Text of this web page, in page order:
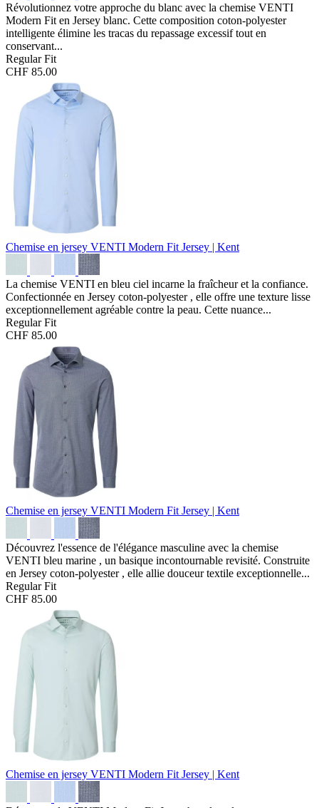
Révolutionnez votre approche du blanc avec la chemise VENTI
Modern Fit en Jersey blanc. Cette composition coton-polyester
intelligente élimine les tracas du repassage excessif tout en
conservant...
Regular Fit
CHF 85.00
Chemise en jersey VENTI Modern Fit Jersey | Kent
La chemise VENTI en bleu ciel incarne la fraîcheur et la confiance.
Confectionnée en Jersey coton-polyester , elle offre une texture lisse
exceptionnellement agréable contre la peau. Cette nuance...
Regular Fit
CHF 85.00
Chemise en jersey VENTI Modern Fit Jersey | Kent
Découvrez l'essence de l'élégance masculine avec la chemise
VENTI bleu marine , un basique incontournable revisité. Construite
en Jersey coton-polyester , elle allie douceur textile exceptionnelle...
Regular Fit
CHF 85.00
Chemise en jersey VENTI Modern Fit Jersey | Kent